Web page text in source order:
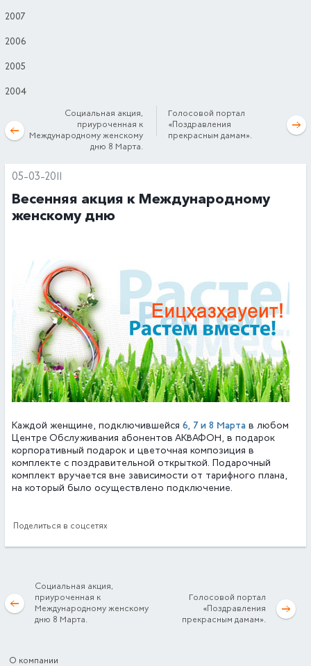
2007
2006
2005
2004
Социальная акция,
приуроченная к
Международному женскому
дню 8 Марта.
Голосовой портал
«Поздравления
прекрасным дамам».
05-03-2011
Весенняя акция к Международному
женскому дню
Каждой женщине, подключившейся 6, 7 и 8 Марта в любом
Центре Обслуживания абонентов АКВАФОН, в подарок
корпоративный подарок и цветочная композиция в
комплекте с поздравительной открыткой. Подарочный
комплект вручается вне зависимости от тарифного плана,
на который было осуществлено подключение.
Поделиться в соцсетях
Социальная акция,
приуроченная к
Международному женскому
дню 8 Марта.
Голосовой портал
«Поздравления
прекрасным дамам».
О компании